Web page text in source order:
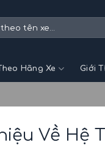
Hãng Xe Giới
Về Hệ